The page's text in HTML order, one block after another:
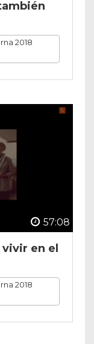
2018
57:08
en el
2018